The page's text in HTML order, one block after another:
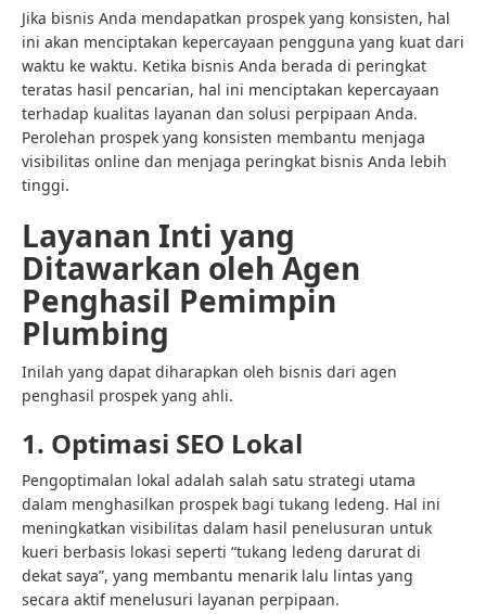
Jika bisnis Anda mendapatkan prospek yang konsisten, hal
ini akan menciptakan kepercayaan pengguna yang kuat dari
waktu ke waktu. Ketika bisnis Anda berada di peringkat
teratas hasil pencarian, hal ini menciptakan kepercayaan
terhadap kualitas layanan dan solusi perpipaan Anda.
Perolehan prospek yang konsisten membantu menjaga
visibilitas online dan menjaga peringkat bisnis Anda lebih
tinggi.
Layanan Inti yang
Ditawarkan oleh Agen
Penghasil Pemimpin
Plumbing
Inilah yang dapat diharapkan oleh bisnis dari agen
penghasil prospek yang ahli.
1. Optimasi SEO Lokal
Pengoptimalan lokal adalah salah satu strategi utama
dalam menghasilkan prospek bagi tukang ledeng. Hal ini
meningkatkan visibilitas dalam hasil penelusuran untuk
kueri berbasis lokasi seperti “tukang ledeng darurat di
dekat saya”, yang membantu menarik lalu lintas yang
secara aktif menelusuri layanan perpipaan.